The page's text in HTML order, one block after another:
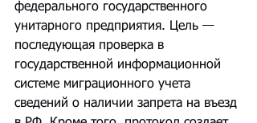
федерального государственного
унитарного предприятия. Цель —
последующая проверка в
государственной информационной
системе миграционного учета
сведений о наличии запрета на въезд